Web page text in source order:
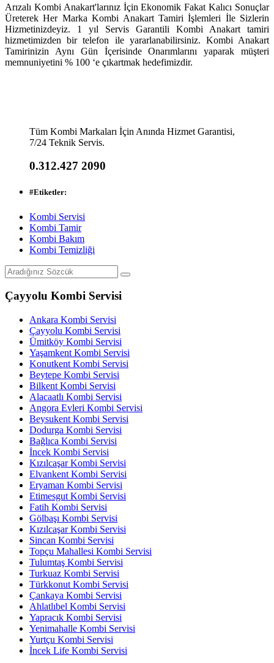
Arızalı Kombi Anakart'larınız İçin Ekonomik Fakat Kalıcı Sonuçlar
Üreterek Her Marka Kombi Anakart Tamiri İşlemleri İle Sizlerin
Hizmetinizdeyiz. 1 yıl Servis Garantili Kombi Anakart tamiri
hizmetimizden bir telefon ile yararlanabilirsiniz. Kombi Anakart
Tamirinizin Aynı Gün İçerisinde Onarımlarını yaparak müşteri
memnuniyetini % 100 ‘e çıkartmak hedefimizdir.
Tüm Kombi Markaları İçin Anında Hizmet Garantisi,
7/24 Teknik Servis.
0.312.427 2090
#Etiketler:
Kombi Servisi
Kombi Tamir
Kombi Bakım
Kombi Temizliği
Çayyolu Kombi Servisi
Ankara Kombi Servisi
Çayyolu Kombi Servisi
Ümitköy Kombi Servisi
Yaşamkent Kombi Servisi
Konutkent Kombi Servisi
Beytepe Kombi Servisi
Bilkent Kombi Servisi
Alacaatlı Kombi Servisi
Angora Evleri Kombi Servisi
Beysukent Kombi Servisi
Dodurga Kombi Servisi
Bağlıca Kombi Servisi
İncek Kombi Servisi
Kızılcaşar Kombi Servisi
Elvankent Kombi Servisi
Eryaman Kombi Servisi
Etimesgut Kombi Servisi
Fatih Kombi Servisi
Gölbaşı Kombi Servisi
Kızılcaşar Kombi Servisi
Sincan Kombi Servisi
Topçu Mahallesi Kombi Servisi
Tulumtaş Kombi Servisi
Turkuaz Kombi Servisi
Türkkonut Kombi Servisi
Çankaya Kombi Servisi
Ahlatlıbel Kombi Servisi
Yapracık Kombi Servisi
Yenimahalle Kombi Servisi
Yurtçu Kombi Servisi
İncek Life Kombi Servisi